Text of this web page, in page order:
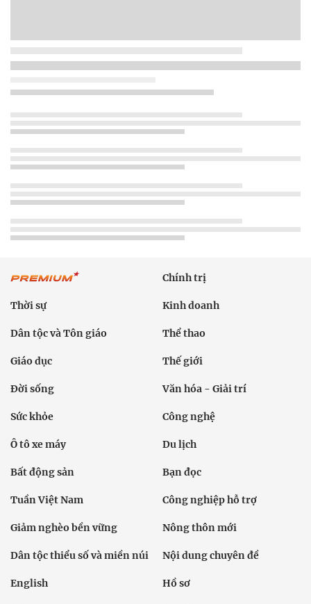
Chính trị
Thời sự Kinh doanh
Dân tộc và Tôn giáo Thể thao
Giáo dục Thế giới
Đời sống Văn hóa - Giải trí
Sức khỏe Công nghệ
Ô tô xe máy Du lịch
Bất động sản Bạn đọc
Tuần Việt Nam Công nghiệp hỗ trợ
Giảm nghèo bền vững Nông thôn mới
Dân tộc thiểu số và miền núi Nội dung chuyên đề
English Hồ sơ